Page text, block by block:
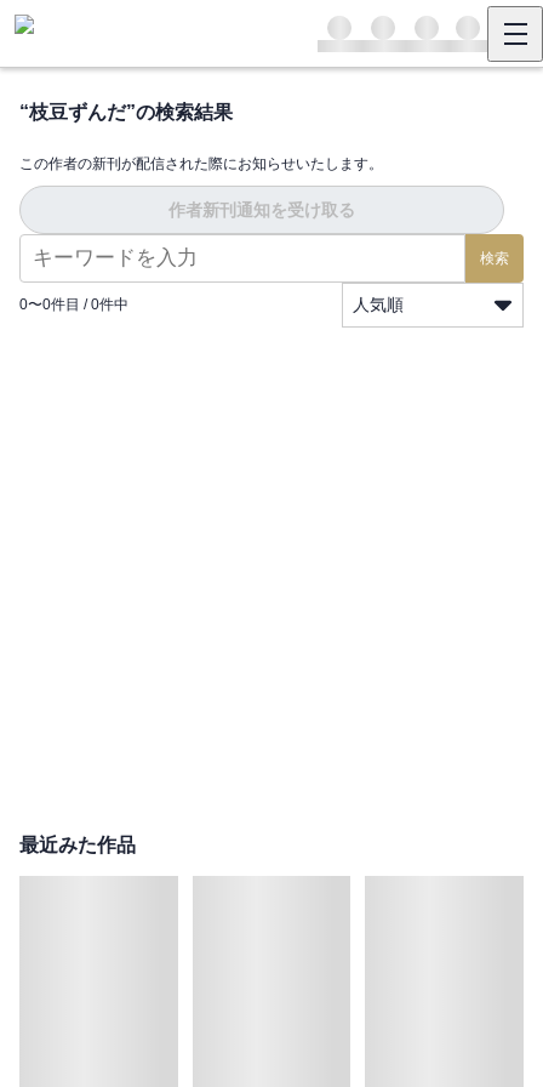
“枝豆ずんだ”の検索結果
この作者の新刊が配信された際にお知らせいたします。
作者新刊通知を受け取る
検索
0〜0件目 / 0件中 人気順
最近みた作品